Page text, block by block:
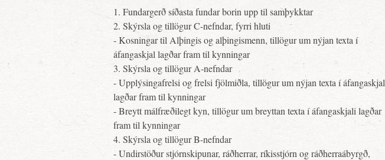
1. Fundargerð síðasta fundar borin upp til samþykktar
2. Skýrsla og tillögur C-nefndar, fyrri hluti
- Kosningar til Alþingis og alþingismenn, tillögur um nýjan texta í
áfangaskjal lagðar fram til kynningar
3. Skýrsla og tillögur A-nefndar
- Upplýsingafrelsi og frelsi fjölmiðla, tillögur um nýjan texta í áfangaskjal
lagðar fram til kynningar
- Breytt málfræðilegt kyn, tillögur um breyttan texta í áfangaskjali lagðar
fram til kynningar
4. Skýrsla og tillögur B-nefndar
- Undirstöður stjórnskipunar, ráðherrar, ríkisstjórn og ráðherraábyrgð,